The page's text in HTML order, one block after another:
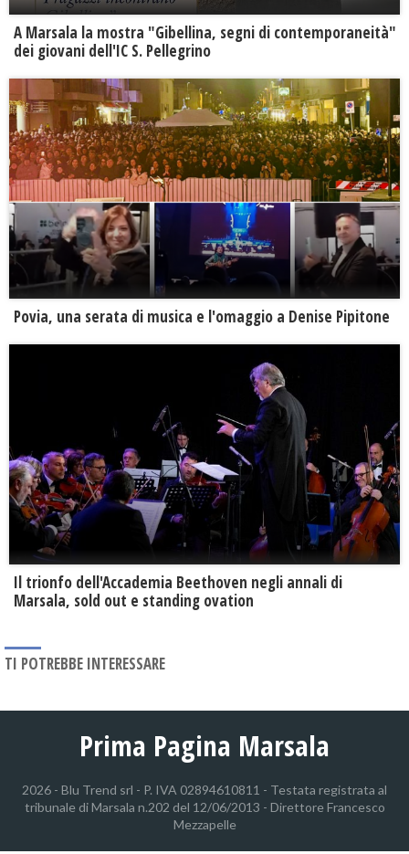
A Marsala la mostra "Gibellina, segni di contemporaneità"
dei giovani dell'IC S. Pellegrino
Povia, una serata di musica e l'omaggio a Denise Pipitone
Il trionfo dell'Accademia Beethoven negli annali di
Marsala, sold out e standing ovation
TI POTREBBE INTERESSARE
Prima Pagina Marsala
2026 - Blu Trend srl - P. IVA 02894610811 - Testata registrata al
tribunale di Marsala n.202 del 12/06/2013 - Direttore Francesco
Mezzapelle